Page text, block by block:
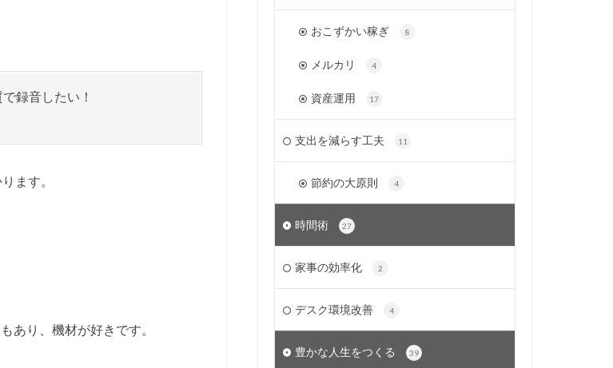
録音したい！
ます。
あり、機材が好きです。
おこずかい稼ぎ 8
メルカリ 4
資産運用 17
支出を減らす工夫 11
節約の大原則 4
時間術 27
家事の効率化 2
デスク環境改善 4
豊かな人生をつくる 39